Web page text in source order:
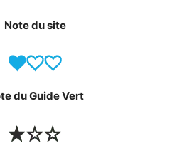
Note du site
du Guide Vert